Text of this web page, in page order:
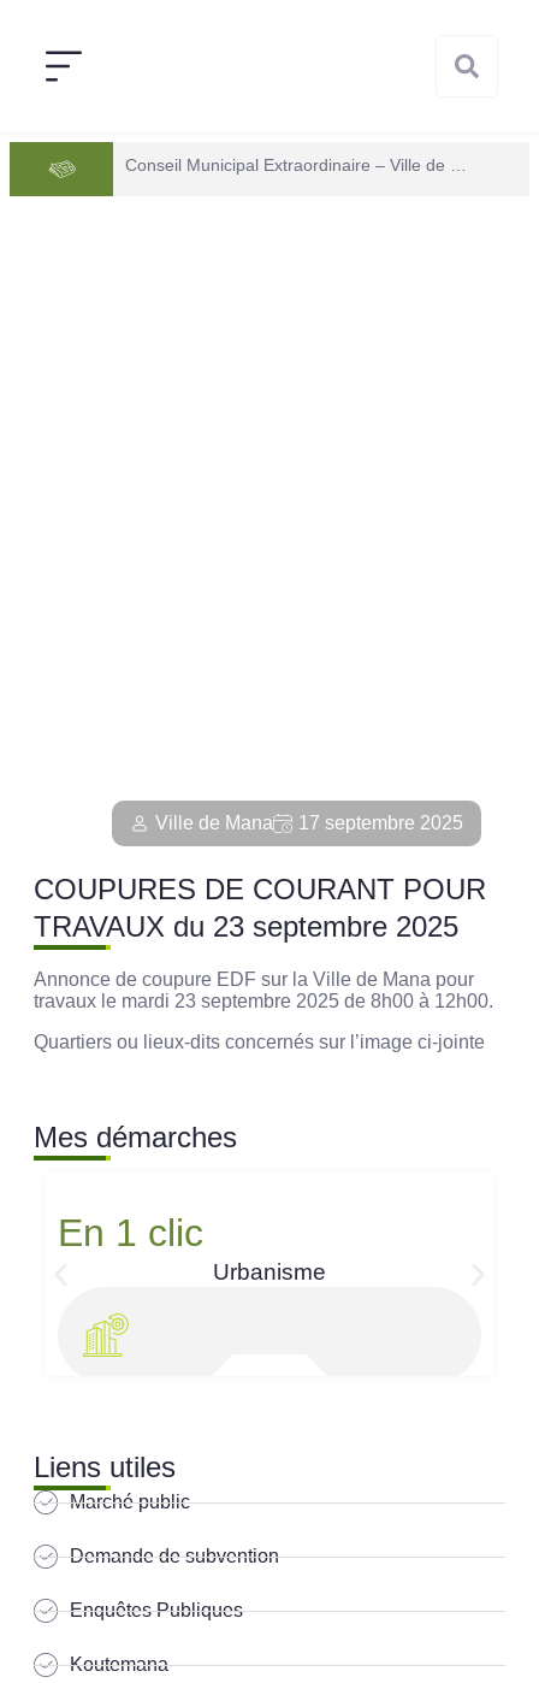
Ville de Mana 17 septembre 2025
COUPURES DE COURANT POUR
TRAVAUX du 23 septembre 2025
Annonce de coupure EDF sur la Ville de Mana pour
travaux le mardi 23 septembre 2025 de 8h00 à 12h00.
Quartiers ou lieux-dits concernés sur l’image ci-jointe
Mes démarches
En 1 clic
Urbanisme
Liens utiles
Marché public
Demande de subvention
Enquêtes Publiques
Koutemana